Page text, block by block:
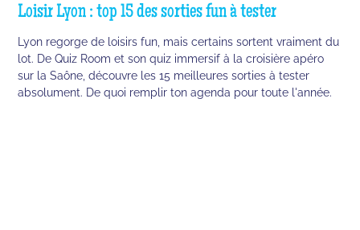
Loisir Lyon : top 15 des sorties fun à tester
Lyon regorge de loisirs fun, mais certains sortent vraiment du
lot. De Quiz Room et son quiz immersif à la croisière apéro
sur la Saône, découvre les 15 meilleures sorties à tester
absolument. De quoi remplir ton agenda pour toute l'année.